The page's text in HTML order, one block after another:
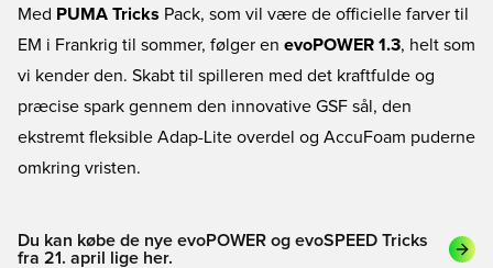
Med PUMA Tricks Pack, som vil være de officielle farver til
EM i Frankrig til sommer, følger en evoPOWER 1.3, helt som
vi kender den. Skabt til spilleren med det kraftfulde og
præcise spark gennem den innovative GSF sål, den
ekstremt fleksible Adap-Lite overdel og AccuFoam puderne
omkring vristen.
Du kan købe de nye evoPOWER og evoSPEED Tricks
fra 21. april lige her.